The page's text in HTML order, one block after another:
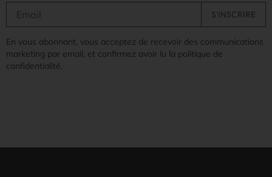
En vous abonnant, vous acceptez de recevoir des communications
marketing par email, et confirmez avoir lu la politique de
confidentialité.